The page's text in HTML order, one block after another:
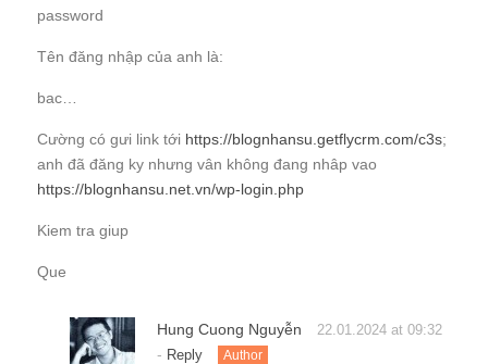
password
Tên đăng nhập của anh là:
bac…
Cường có gưi link tới https://blognhansu.getflycrm.com/c3s;
anh đã đăng ky nhưng vân không đang nhâp vao
https://blognhansu.net.vn/wp-login.php
Kiem tra giup
Que
Hung Cuong Nguyễn 22.01.2024 at 09:32
- Reply Author